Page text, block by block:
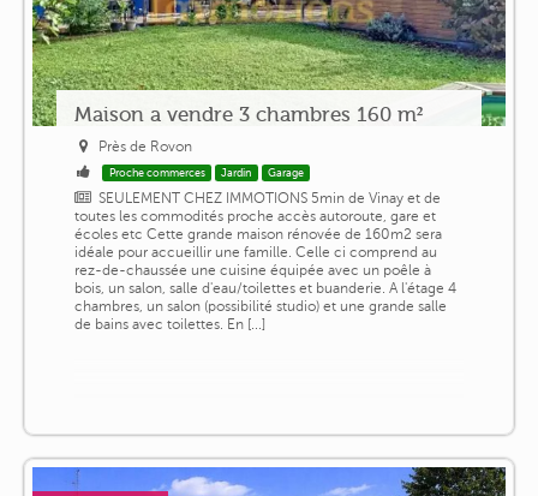
Maison a vendre 3 chambres 160 m²
Près de Rovon
Proche commerces Jardin Garage
SEULEMENT CHEZ IMMOTIONS 5min de Vinay et de
toutes les commodités proche accès autoroute, gare et
écoles etc Cette grande maison rénovée de 160m2 sera
idéale pour accueillir une famille. Celle ci comprend au
rez-de-chaussée une cuisine équipée avec un poêle à
bois, un salon, salle d'eau/toilettes et buanderie. A l'étage 4
chambres, un salon (possibilité studio) et une grande salle
de bains avec toilettes. En [...]